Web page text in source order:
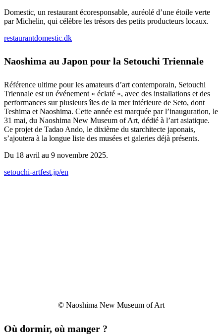
Domestic, un restaurant écoresponsable, auréolé d’une étoile verte
par Michelin, qui célèbre les trésors des petits producteurs locaux.
restaurantdomestic.dk
Naoshima au Japon pour la Setouchi Triennale
Référence ultime pour les amateurs d’art contemporain, Setouchi
Triennale est un événement « éclaté », avec des installations et des
performances sur plusieurs îles de la mer intérieure de Seto, dont
Teshima et Naoshima. Cette année est marquée par l’inauguration, le
31 mai, du Naoshima New Museum of Art, dédié à l’art asiatique.
Ce projet de Tadao Ando, le dixième du starchitecte japonais,
s’ajoutera à la longue liste des musées et galeries déjà présents.
Du 18 avril au 9 novembre 2025.
setouchi-artfest.jp/en
© Naoshima New Museum of Art
Où dormir, où manger ?